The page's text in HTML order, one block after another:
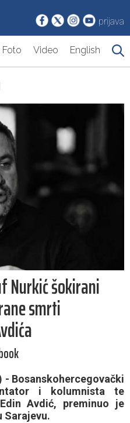
prijava
Foto Video English
Nurkić šokirani
smrti
- Bosanskohercegovački
i kolumnista te
Avdić, preminuo je
Sarajevu.